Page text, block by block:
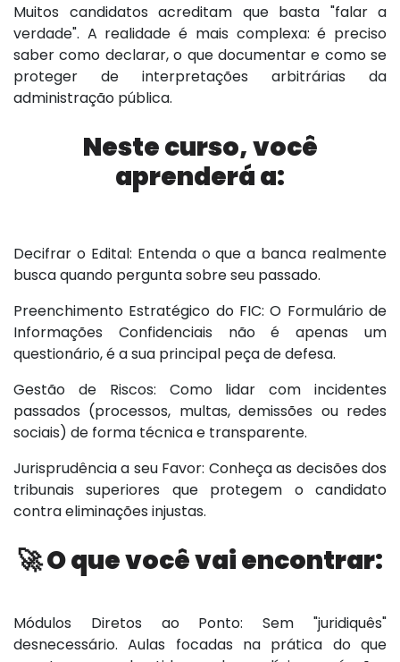
Muitos candidatos acreditam que basta "falar a
verdade". A realidade é mais complexa: é preciso
saber como declarar, o que documentar e como se
proteger de interpretações arbitrárias da
administração pública.
Neste curso, você
aprenderá a:
Decifrar o Edital: Entenda o que a banca realmente
busca quando pergunta sobre seu passado.
Preenchimento Estratégico do FIC: O Formulário de
Informações Confidenciais não é apenas um
questionário, é a sua principal peça de defesa.
Gestão de Riscos: Como lidar com incidentes
passados (processos, multas, demissões ou redes
sociais) de forma técnica e transparente.
Jurisprudência a seu Favor: Conheça as decisões dos
tribunais superiores que protegem o candidato
contra eliminações injustas.
🚀 O que você vai encontrar:
Módulos Diretos ao Ponto: Sem "juridiquês"
desnecessário. Aulas focadas na prática do que